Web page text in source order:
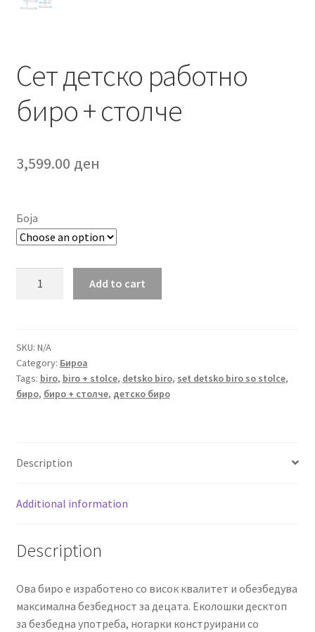
Сет детско работно
биро + столче
3,599.00 ден
Боја
+
столче
quantity
Add to cart
SKU: N/A
Category: Бироа
Tags: biro, biro + stolce, detsko biro, set detsko biro so stolce,
биро, биро + столче, детско биро
Description
Additional information
Description
Ова биро е изработено со висок квалитет и обезбедува
максимална безбедност за децата. Еколошки десктоп
за безбедна употреба, ногарки конструирани со